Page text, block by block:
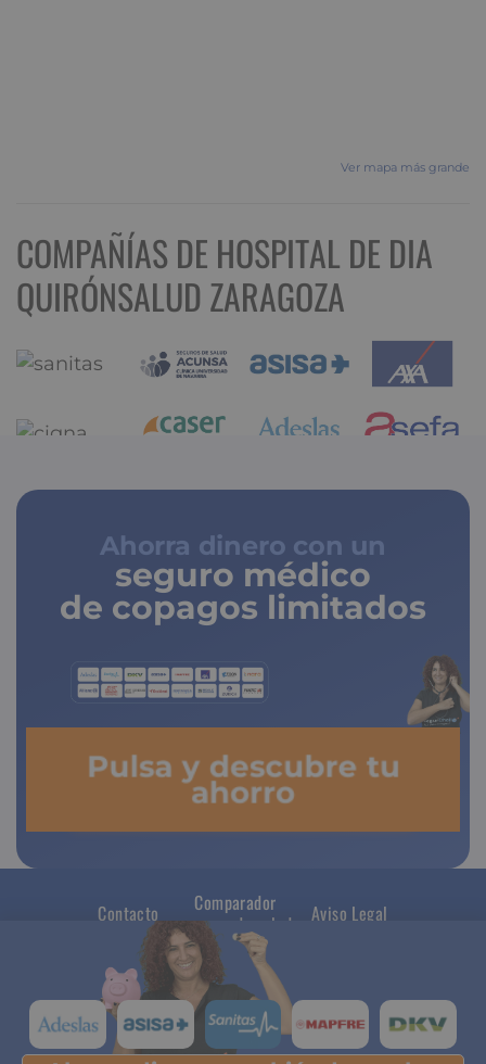
Ver mapa más grande
COMPAÑÍAS DE HOSPITAL DE DIA
QUIRÓNSALUD ZARAGOZA
Ahorra dinero con un
seguro médico
de copagos limitados
Pulsa y descubre tu
ahorro
Contacto
Comparador
seguros de salud
Aviso Legal